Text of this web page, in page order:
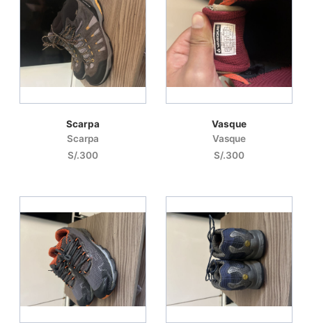
Scarpa
Scarpa
S/.300
Vasque
Vasque
S/.300